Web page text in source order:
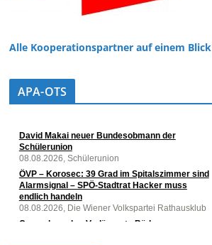
Alle Kooperationspartner auf einem Blick
APA-OTS